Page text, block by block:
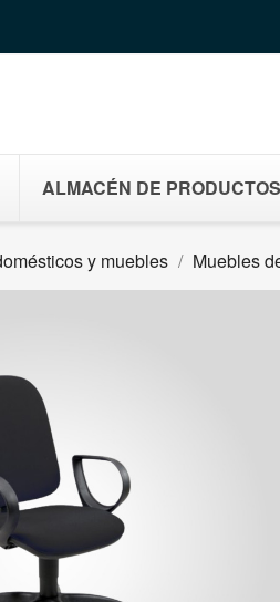
ALMACÉN DE
y muebles Muebles